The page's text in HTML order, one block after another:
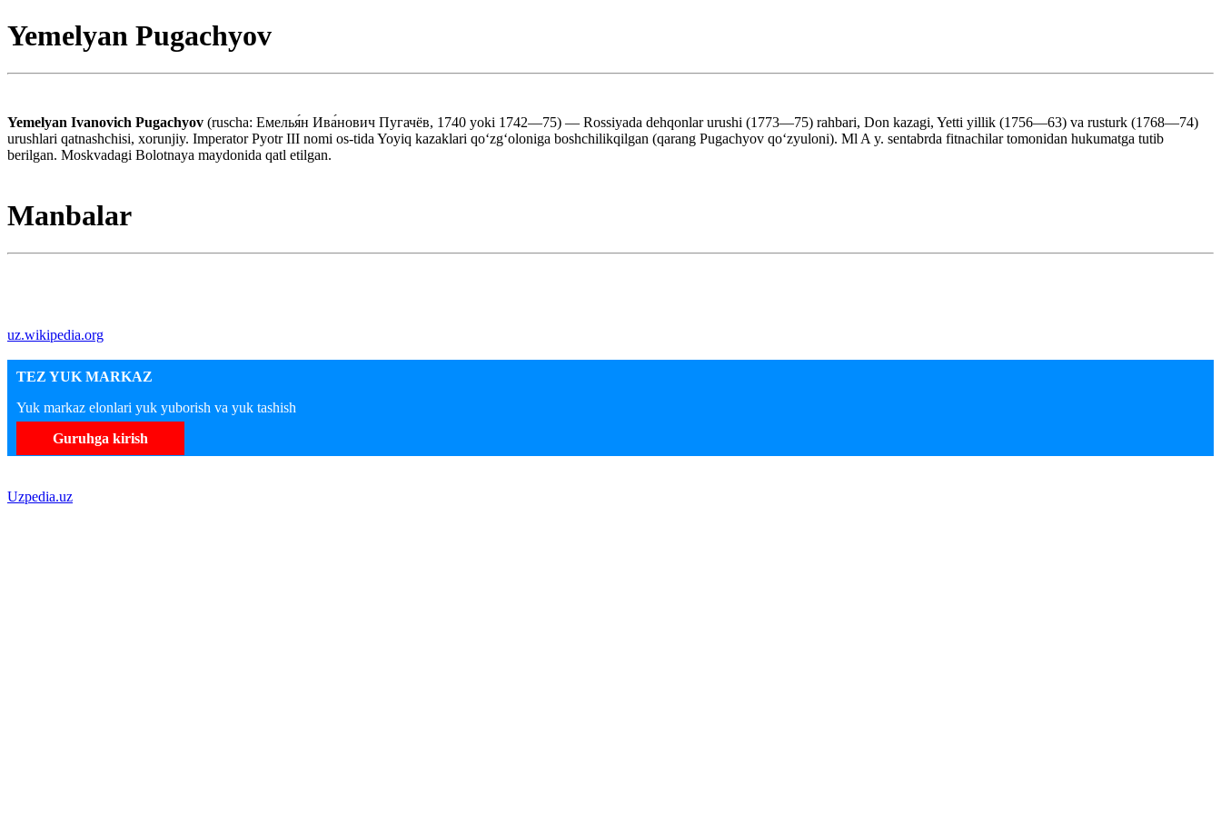
Yemelyan Pugachyov
Yemelyan Ivanovich Pugachyov (ruscha: Емелья́н Ива́нович Пугачёв, 1740 yoki 1742—75) — Rossiyada dehqonlar urushi (1773—75) rahbari, Don kazagi, Yetti yillik (1756—63) va rusturk (1768—74)
urushlari qatnashchisi, xorunjiy. Imperator Pyotr III nomi os-tida Yoyiq kazaklari qoʻzgʻoloniga boshchilikqilgan (qarang Pugachyov qoʻzyuloni). Ml A y. sentabrda fitnachilar tomonidan hukumatga tutib
berilgan. Moskvadagi Bolotnaya maydonida qatl etilgan.
Manbalar
uz.wikipedia.org
TEZ YUK MARKAZ
Yuk markaz elonlari yuk yuborish va yuk tashish
Guruhga kirish
Uzpedia.uz